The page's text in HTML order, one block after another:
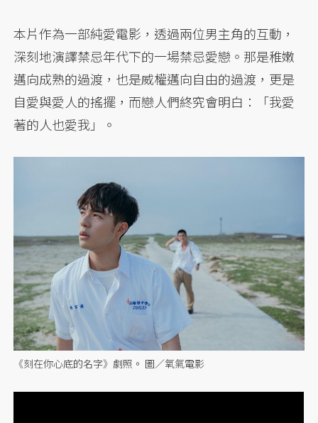
本片作為一部純愛電影，透過兩位男主角的互動，
深刻地演譯禁忌年代下的一場禁忌愛戀。那是稚嫩
邁向成熟的過渡，也是威權邁向自由的過渡，更是
自愛與愛人的搖擺，而戀人們終究會明白：「我愛
著的人也愛我」。
《刻在你心底的名字》劇照。 圖／氧氣電影